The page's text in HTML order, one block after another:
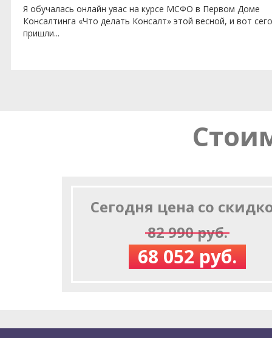
Я обучалась онлайн увас на курсе МСФО в Первом Доме
Консалтинга «Что делать Консалт» этой весной, и вот
пришли...
Сегодня цена со
82 990 руб.
68 052 руб.